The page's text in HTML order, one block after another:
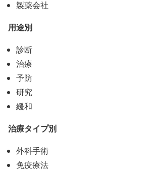
製薬会社
用途別
診断
治療
予防
研究
緩和
治療タイプ別
外科手術
免疫療法